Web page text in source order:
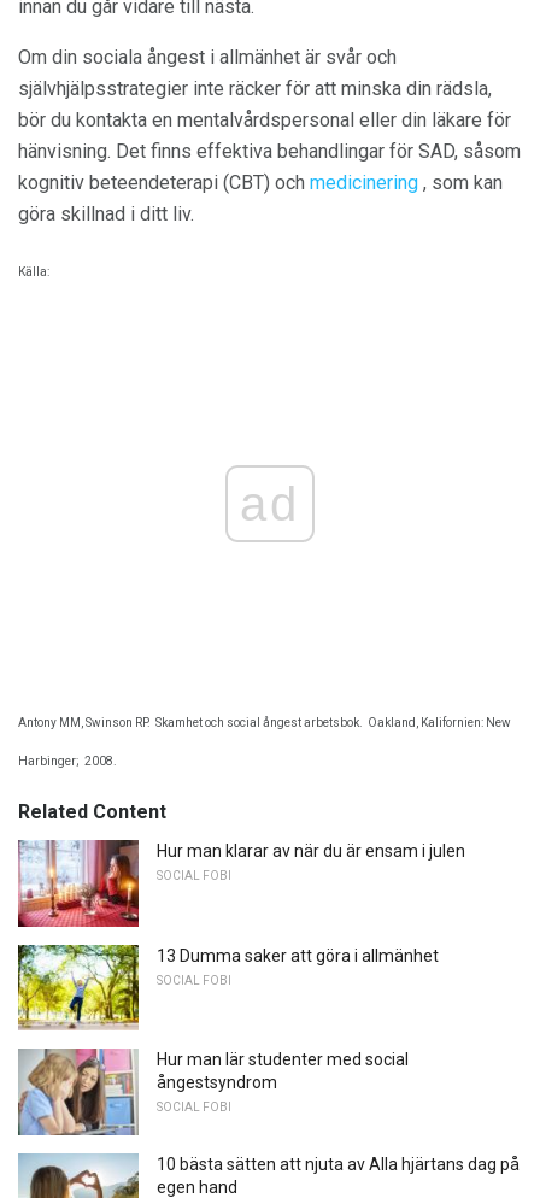
innan du går vidare till nästa.
Om din sociala ångest i allmänhet är svår och
självhjälpsstrategier inte räcker för att minska din rädsla,
bör du kontakta en mentalvårdspersonal eller din läkare för
hänvisning. Det finns effektiva behandlingar för SAD, såsom
kognitiv beteendeterapi (CBT) och medicinering , som kan
göra skillnad i ditt liv.
Källa:
ad
Antony MM, Swinson RP. Skamhet och social ångest arbetsbok. Oakland, Kalifornien: New
Harbinger; 2008.
Related Content
Hur man klarar av när du är ensam i julen
SOCIAL FOBI
13 Dumma saker att göra i allmänhet
SOCIAL FOBI
Hur man lär studenter med social
ångestsyndrom
SOCIAL FOBI
10 bästa sätten att njuta av Alla hjärtans dag på
egen hand